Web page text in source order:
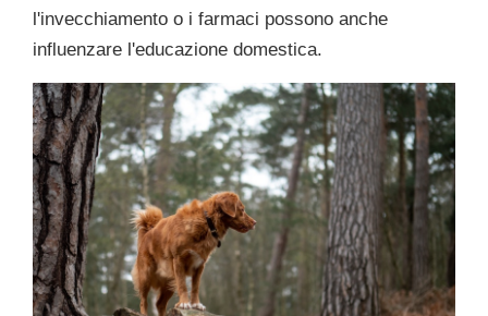
l'invecchiamento o i farmaci possono anche
influenzare l'educazione domestica.